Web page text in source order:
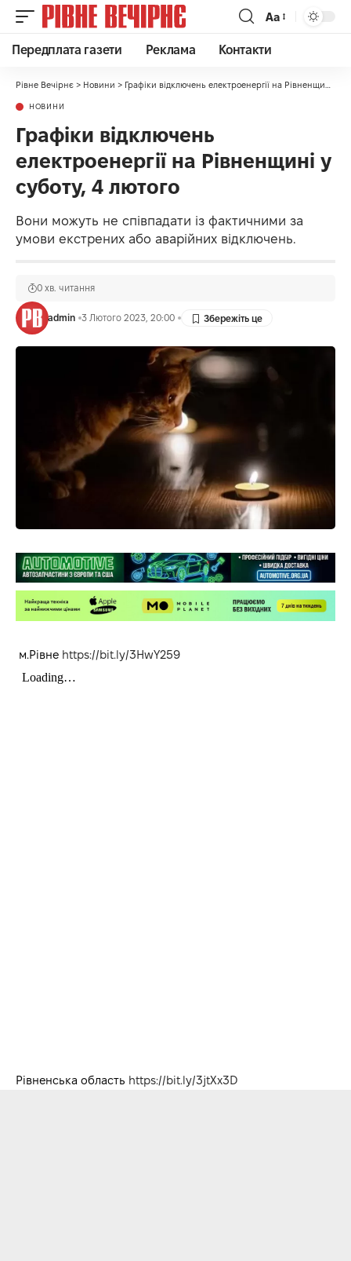
Аа
Передплата газети Реклама Контакти
Рівне Вечірнє > Новини > Графіки відключень електроенергії на Рівненщині у суботу, 4 лютого
НОВИНИ
Графіки відключень
електроенергії на Рівненщині у
суботу, 4 лютого
Вони можуть не співпадати із фактичними за
умови екстрених або аварійних відключень.
admin 3 Лютого 2023, 20:00
0 хв. читання
м.Рівне https://bit.ly/3HwY259
Рівненська область https://bit.ly/3jtXx3D